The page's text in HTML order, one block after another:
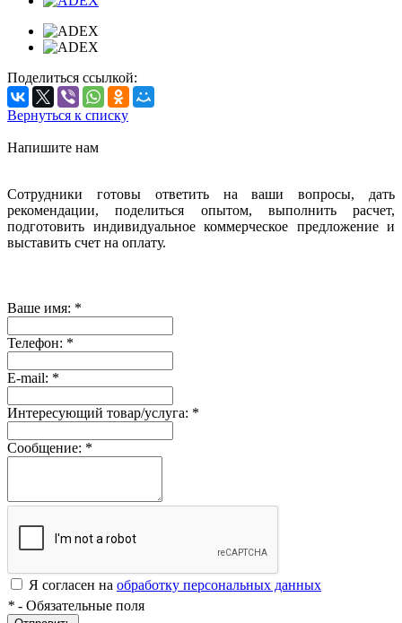
Поделиться ссылкой:
Вернуться к списку
Напишите нам
Сотрудники готовы ответить на ваши вопросы, дать
рекомендации, поделиться опытом, выполнить расчет,
подготовить индивидуальное коммерческое предложение и
выставить счет на оплату.
Ваше имя: *
Телефон: *
E-mail: *
Интересующий товар/услуга: *
Сообщение: *
Я согласен на обработку персональных данных
* - Обязательные поля